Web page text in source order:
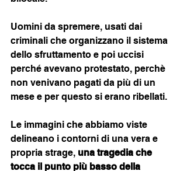
Uomini da spremere, usati dai
criminali che organizzano il sistema
dello sfruttamento e poi uccisi
perché avevano protestato, perchè
non venivano pagati da più di un
mese e per questo si erano ribellati.
Le immagini che abbiamo viste
delineano i contorni di una vera e
propria strage, una tragedia che
tocca il punto più basso della